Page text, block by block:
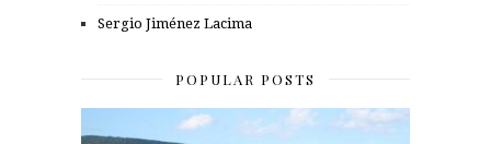
Sergio Jiménez Lacima
POPULAR POSTS